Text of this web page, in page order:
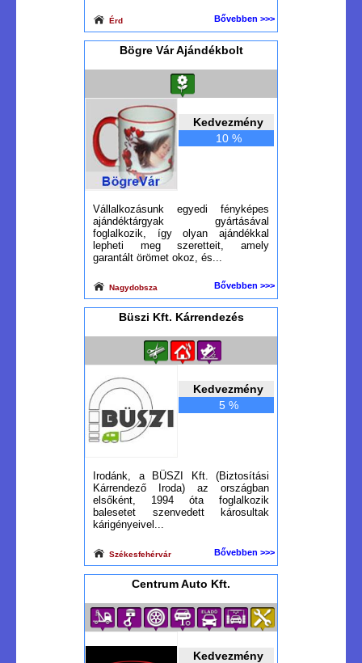
Érd Bővebben >>>
Bögre Vár Ajándékbolt
Kedvezmény
10 %
Vállalkozásunk egyedi fényképes
ajándéktárgyak gyártásával
foglalkozik, így olyan ajándékkal
lepheti meg szeretteit, amely
garantált örömet okoz, és...
Nagydobsza Bővebben >>>
Büszi Kft. Kárrendezés
Kedvezmény
5 %
Irodánk, a BÜSZI Kft. (Biztosítási
Kárrendező Iroda) az országban
elsőként, 1994 óta foglalkozik
balesetet szenvedett károsultak
kárigényeivel...
Székesfehérvár Bővebben >>>
Centrum Auto Kft.
Kedvezmény